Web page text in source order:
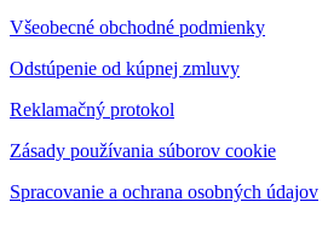
Všeobecné obchodné podmienky
Odstúpenie od kúpnej zmluvy
Reklamačný protokol
Zásady používania súborov cookie
Spracovanie a ochrana osobných údajov